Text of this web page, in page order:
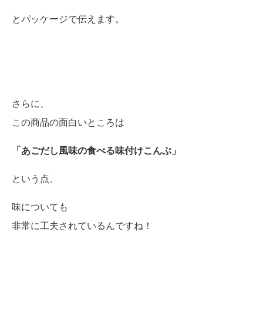
とパッケージで伝えます。
さらに、
この商品の面白いところは
「あごだし風味の食べる味付けこんぶ」
という点。
味についても
非常に工夫されているんですね！